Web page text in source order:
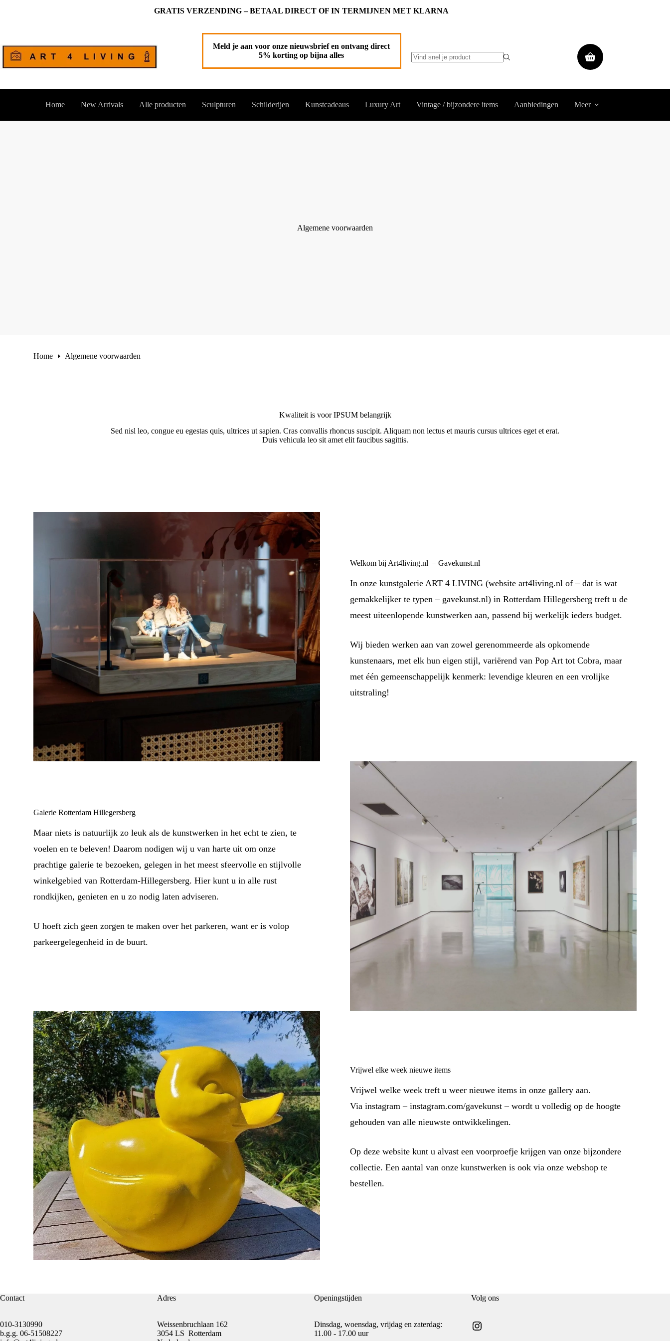
GRATIS VERZENDING – BETAAL DIRECT OF IN TERMIJNEN MET KLARNA
Meld je aan voor onze nieuwsbrief en ontvang direct
5% korting op bijna alles
Winkelwagen
Home New Arrivals Alle producten Sculpturen Schilderijen Kunstcadeaus Luxury Art Vintage / bijzondere items Aanbiedingen Meer
Algemene voorwaarden
Home Algemene voorwaarden
Kwaliteit is voor IPSUM belangrijk
Sed nisl leo, congue eu egestas quis, ultrices ut sapien. Cras convallis rhoncus suscipit. Aliquam non lectus et mauris cursus ultrices eget et erat.
Duis vehicula leo sit amet elit faucibus sagittis.
Welkom bij Art4living.nl – Gavekunst.nl
In onze kunstgalerie ART 4 LIVING (website art4living.nl of – dat is wat
gemakkelijker te typen – gavekunst.nl) in Rotterdam Hillegersberg treft u de
meest uiteenlopende kunstwerken aan, passend bij werkelijk ieders budget.
Wij bieden werken aan van zowel gerenommeerde als opkomende
kunstenaars, met elk hun eigen stijl, variërend van Pop Art tot Cobra, maar
met één gemeenschappelijk kenmerk: levendige kleuren en een vrolijke
uitstraling!
Galerie Rotterdam Hillegersberg
Maar niets is natuurlijk zo leuk als de kunstwerken in het echt te zien, te
voelen en te beleven! Daarom nodigen wij u van harte uit om onze
prachtige galerie te bezoeken, gelegen in het meest sfeervolle en stijlvolle
winkelgebied van Rotterdam-Hillegersberg. Hier kunt u in alle rust
rondkijken, genieten en u zo nodig laten adviseren.
U hoeft zich geen zorgen te maken over het parkeren, want er is volop
parkeergelegenheid in de buurt.
Vrijwel elke week nieuwe items
Vrijwel welke week treft u weer nieuwe items in onze gallery aan.
Via instagram – instagram.com/gavekunst – wordt u volledig op de hoogte
gehouden van alle nieuwste ontwikkelingen.
Op deze website kunt u alvast een voorproefje krijgen van onze bijzondere
collectie. Een aantal van onze kunstwerken is ook via onze webshop te
bestellen.
Contact
010-3130990
b.g.g. 06-51508227
Adres
Weissenbruchlaan 162
3054 LS Rotterdam
Openingstijden
Dinsdag, woensdag, vrijdag en zaterdag:
11.00 - 17.00 uur
Volg ons
Instagram